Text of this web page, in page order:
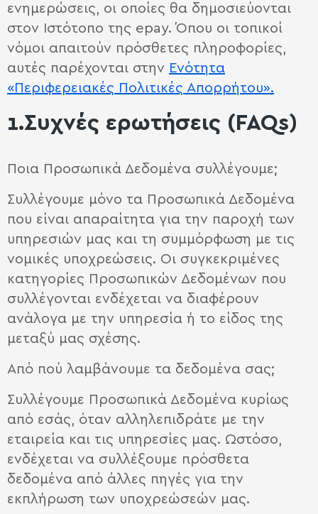
ενημερώσεις, οι οποίες θα δημοσιεύονται
στον Ιστότοπο της epay. Όπου οι τοπικοί
νόμοι απαιτούν πρόσθετες πληροφορίες,
αυτές παρέχονται στην Ενότητα
«Περιφερειακές Πολιτικές Απορρήτου».
1.Συχνές ερωτήσεις (FAQs)
Ποια Προσωπικά Δεδομένα συλλέγουμε;
Συλλέγουμε μόνο τα Προσωπικά Δεδομένα
που είναι απαραίτητα για την παροχή των
υπηρεσιών μας και τη συμμόρφωση με τις
νομικές υποχρεώσεις. Οι συγκεκριμένες
κατηγορίες Προσωπικών Δεδομένων που
συλλέγονται ενδέχεται να διαφέρουν
ανάλογα με την υπηρεσία ή το είδος της
μεταξύ μας σχέσης.
Από πού λαμβάνουμε τα δεδομένα σας;
Συλλέγουμε Προσωπικά Δεδομένα κυρίως
από εσάς, όταν αλληλεπιδράτε με την
εταιρεία και τις υπηρεσίες μας. Ωστόσο,
ενδέχεται να συλλέξουμε πρόσθετα
δεδομένα από άλλες πηγές για την
εκπλήρωση των υποχρεώσεών μας.